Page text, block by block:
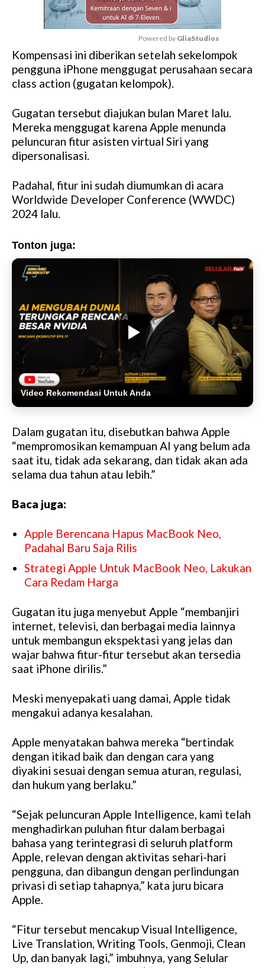
M
u
Powered by GliaStudios
Kompensasi ini diberikan setelah sekelompok
pengguna iPhone menggugat perusahaan secara
class action (gugatan kelompok).
Gugatan tersebut diajukan bulan Maret lalu.
Mereka menggugat karena Apple menunda
peluncuran fitur asisten virtual Siri yang
dipersonalisasi.
Padahal, fitur ini sudah diumumkan di acara
Worldwide Developer Conference (WWDC)
2024 lalu.
Tonton juga:
Video Rekomendasi Untuk Anda
Dalam gugatan itu, disebutkan bahwa Apple
“mempromosikan kemampuan AI yang belum ada
saat itu, tidak ada sekarang, dan tidak akan ada
selama dua tahun atau lebih.”
Baca juga:
Apple Berencana Hapus MacBook Neo,
Padahal Baru Saja Rilis
Strategi Apple Untuk MacBook Neo, Lakukan
Cara Redam Harga
Gugatan itu juga menyebut Apple “membanjiri
internet, televisi, dan berbagai media lainnya
untuk membangun ekspektasi yang jelas dan
wajar bahwa fitur-fitur tersebut akan tersedia
saat iPhone dirilis.”
Meski menyepakati uang damai, Apple tidak
mengakui adanya kesalahan.
Apple menyatakan bahwa mereka “bertindak
dengan itikad baik dan dengan cara yang
diyakini sesuai dengan semua aturan, regulasi,
dan hukum yang berlaku.”
“Sejak peluncuran Apple Intelligence, kami telah
menghadirkan puluhan fitur dalam berbagai
bahasa yang terintegrasi di seluruh platform
Apple, relevan dengan aktivitas sehari-hari
pengguna, dan dibangun dengan perlindungan
privasi di setiap tahapnya,” kata juru bicara
Apple.
“Fitur tersebut mencakup Visual Intelligence,
Live Translation, Writing Tools, Genmoji, Clean
Up, dan banyak lagi,” imbuhnya, yang Selular